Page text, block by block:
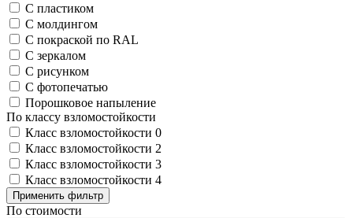
С пластиком
С молдингом
С покраской по RAL
С зеркалом
С рисунком
С фотопечатью
Порошковое напыление
По классу взломостойкости
Класс взломостойкости 0
Класс взломостойкости 2
Класс взломостойкости 3
Класс взломостойкости 4
Применить фильтр
По стоимости